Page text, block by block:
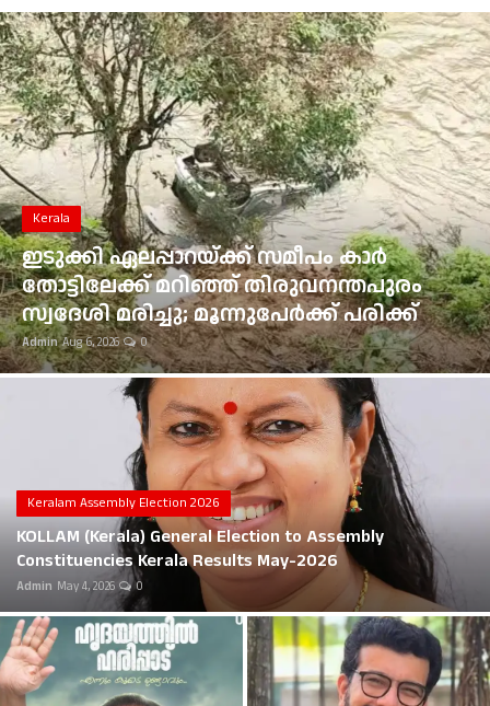
Entertainment
Sports
Food
Gulf News
Loksabha Election 2024
Technology
Health
Jobs Mall
Career
Education
Business
Local News
Earn Money
സമീപം കാർ
മറിഞ്ഞ് തിരുവനന്തപുരം
മൂന്നുപേർക്ക് പരിക്ക്
Kerala
ഭൂമി
ഉത്തരവുകൾ
മൂവാറ്റുപുഴ
പിഴ
Admin Aug 6, 2026 0
Keralam Assembly Election 2026
KOLLAM (Kerala) General Election to Assembly
Constituencies Kerala Results May-2026
Admin May 4, 2026 0